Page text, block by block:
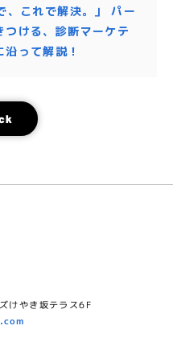
、これで解決。」 パー
つける、診断マーケテ
って解説！
けやき坂テラス6F